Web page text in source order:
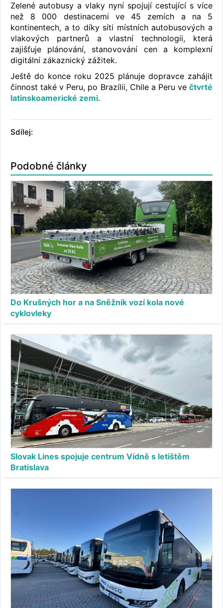
Zelené autobusy a vlaky nyní spojují cestující s více
než 8 000 destinacemi ve 45 zemích a na 5
kontinentech, a to díky síti místních autobusových a
vlakových partnerů a vlastní technologii, která
zajišťuje plánování, stanovování cen a komplexní
digitální zákaznický zážitek.
Ještě do konce roku 2025 plánuje dopravce zahájit
činnost také v Peru, po Brazílii, Chile a Peru ve čtvrté
latinskoamerické zemi.
Sdílej:
Podobné články
Do Krušných hor a na Sněžník vozí kola nové
cyklovleky
Slovak Lines spojuje centrum Vídně s letištěm
Bratislava